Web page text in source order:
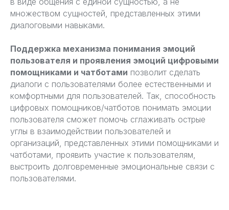
множеством сущностей, представленных этими
диалоговыми навыками.
Поддержка механизма понимания эмоций
пользователя и проявления эмоций цифровыми
помощниками и чатботами позволит сделать
диалоги с пользователями более естественными и
комфортными для пользователей. Так, способность
цифровых помощников/чатботов понимать эмоции
пользователя сможет помочь сглаживать острые
углы в взаимодействии пользователей и
организаций, представленных этими помощниками и
чатботами, проявить участие к пользователям,
выстроить долговременные эмоциональные связи с
пользователями.